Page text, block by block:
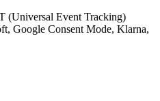
(Universal Event Tracking)
Google Consent Mode, Klarna,